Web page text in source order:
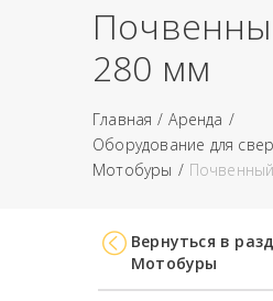
280 мм
Главная
Аренда
Оборудование для
Мотобуры
Вернуться в
Мотобуры